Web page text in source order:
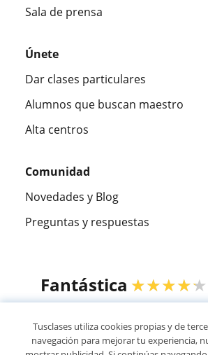
Sala de prensa
Únete
Dar clases particulares
Alumnos que buscan maestro
Alta centros
Comunidad
Novedades y Blog
Preguntas y respuestas
Fantástica ★★★★★
Tusclases utiliza cookies propias y de
navegación para mejorar tu experiencia,